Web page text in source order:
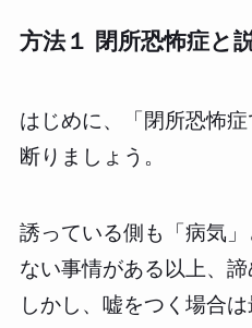
方法１ 閉所恐怖症と
はじめに、「閉所恐怖
断りましょう。
誘っている側も「病気
ない事情がある以上、諦
しかし、嘘をつく場合